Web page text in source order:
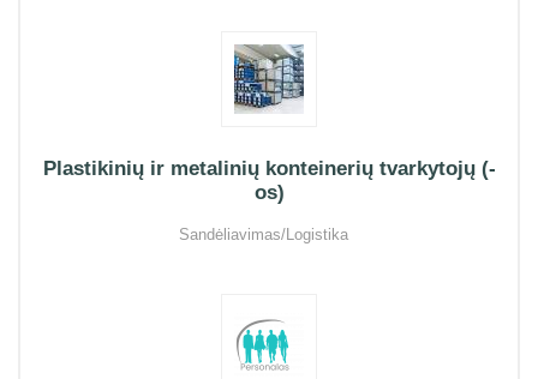
Plastikinių ir metalinių konteinerių tvarkytojų (-
os)
Sandėliavimas/Logistika